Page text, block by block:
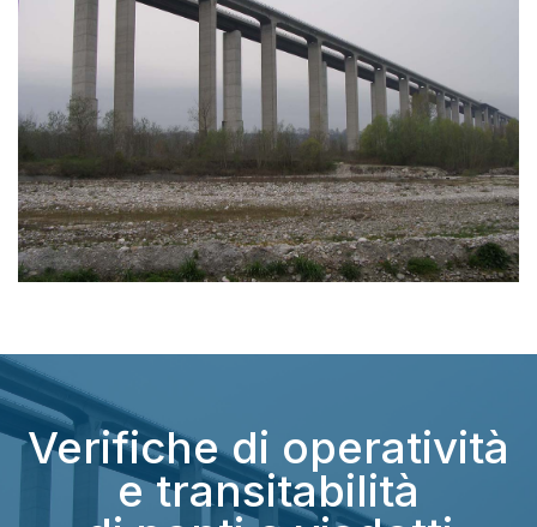
Verifiche di operatività
e transitabilità